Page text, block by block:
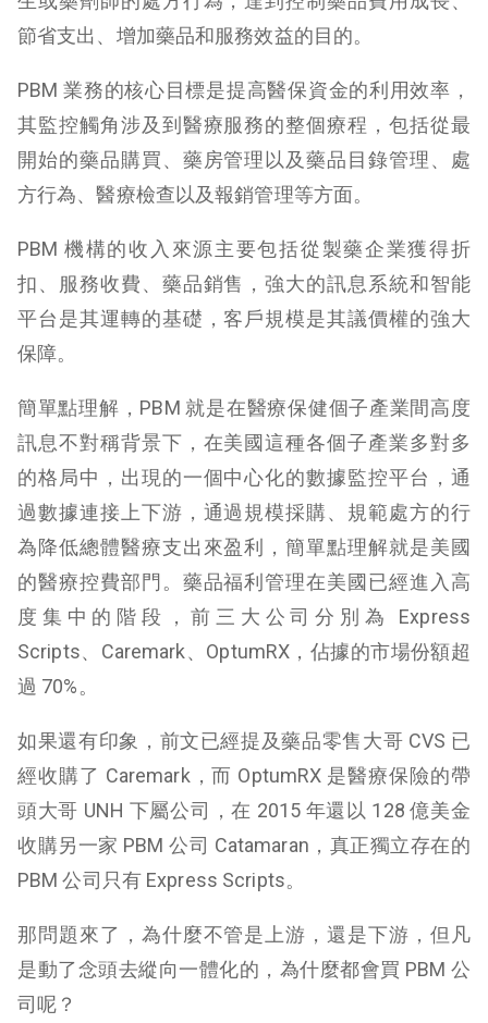
節省支出、增加藥品和服務效益的目的。
PBM 業務的核心目標是提高醫保資金的利用效率，
其監控觸角涉及到醫療服務的整個療程，包括從最
開始的藥品購買、藥房管理以及藥品目錄管理、處
方行為、醫療檢查以及報銷管理等方面。
PBM 機構的收入來源主要包括從製藥企業獲得折
扣、服務收費、藥品銷售，強大的訊息系統和智能
平台是其運轉的基礎，客戶規模是其議價權的強大
保障。
簡單點理解，PBM 就是在醫療保健個子產業間高度
訊息不對稱背景下，在美國這種各個子產業多對多
的格局中，出現的一個中心化的數據監控平台，通
過數據連接上下游，通過規模採購、規範處方的行
為降低總體醫療支出來盈利，簡單點理解就是美國
的醫療控費部門。藥品福利管理在美國已經進入高
度集中的階段，前三大公司分別為 Express
Scripts、Caremark、OptumRX，佔據的市場份額超
過 70%。
如果還有印象，前文已經提及藥品零售大哥 CVS 已
經收購了 Caremark，而 OptumRX 是醫療保險的帶
頭大哥 UNH 下屬公司，在 2015 年還以 128 億美金
收購另一家 PBM 公司 Catamaran，真正獨立存在的
PBM 公司只有 Express Scripts。
那問題來了，為什麼不管是上游，還是下游，但凡
是動了念頭去縱向一體化的，為什麼都會買 PBM 公
司呢？